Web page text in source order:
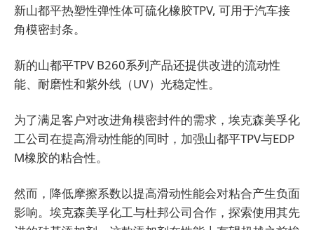
新山都平热塑性弹性体可硫化橡胶TPV, 可用于汽车接
角模密封条。
新的山都平TPV B260系列产品还提供改进的流动性
能、耐磨性和紫外线（UV）光稳定性。
为了满足客户对改进角模密封件的需求，埃克森美孚化
工公司在提高滑动性能的同时，加强山都平TPV与EDP
M橡胶的粘合性。
然而，降低摩擦系数以提高滑动性能会对粘合产生负面
影响。埃克森美孚化工与杜邦公司合作，探索使用其先